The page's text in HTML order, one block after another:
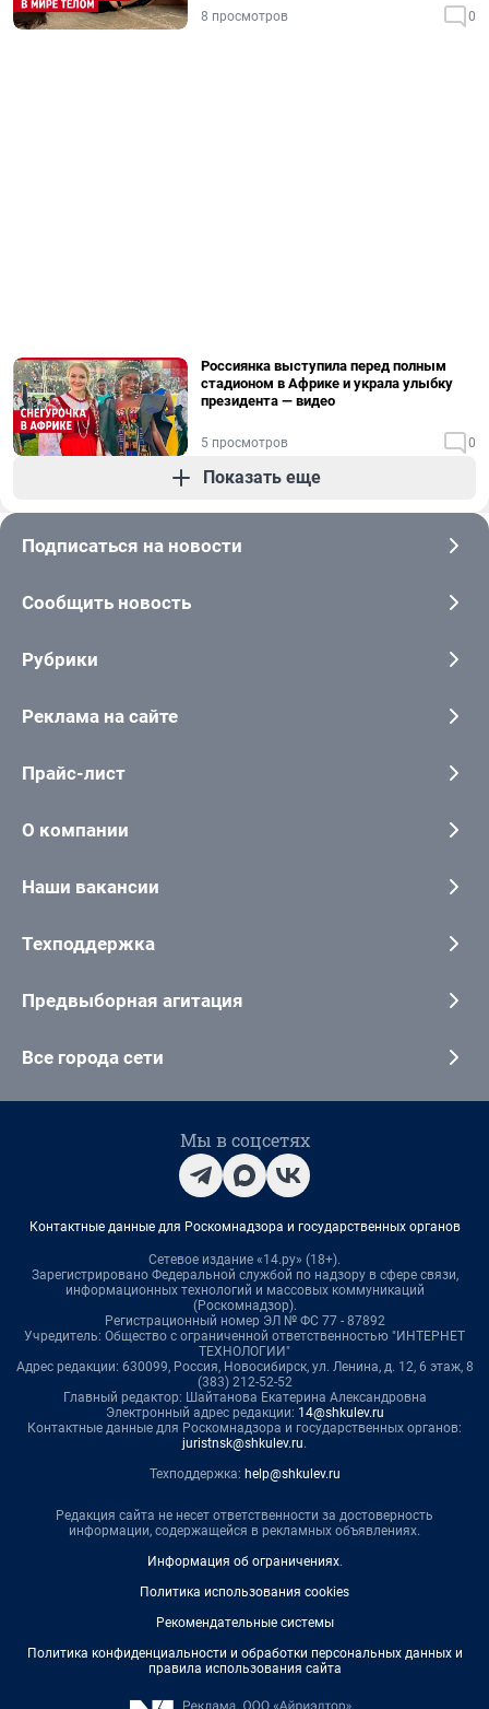
8 просмотров 0
Россиянка выступила перед полным
стадионом в Африке и украла улыбку
президента — видео
5 просмотров 0
Показать еще
Подписаться на новости
Сообщить новость
Рубрики
Реклама на сайте
Прайс-лист
О компании
Наши вакансии
Техподдержка
Предвыборная агитация
Все города сети
Мы в соцсетях
Контактные данные для Роскомнадзора и государственных органов
Сетевое издание «14.ру» (18+).
Зарегистрировано Федеральной службой по надзору в сфере связи,
информационных технологий и массовых коммуникаций
(Роскомнадзор).
Регистрационный номер ЭЛ № ФС 77 - 87892
Учредитель: Общество с ограниченной ответственностью "ИНТЕРНЕТ
ТЕХНОЛОГИИ"
Адрес редакции: 630099, Россия, Новосибирск, ул. Ленина, д. 12, 6 этаж, 8
(383) 212-52-52
Главный редактор: Шайтанова Екатерина Александровна
Электронный адрес редакции: 14@shkulev.ru
Контактные данные для Роскомнадзора и государственных органов:
juristnsk@shkulev.ru.
Техподдержка: help@shkulev.ru
Редакция сайта не несет ответственности за достоверность
информации, содержащейся в рекламных объявлениях.
Информация об ограничениях.
Политика использования cookies
Рекомендательные системы
Политика конфиденциальности и обработки персональных данных и
правила использования сайта